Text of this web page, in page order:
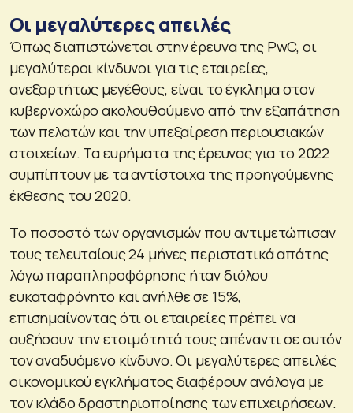
Οι μεγαλύτερες απειλές
Όπως διαπιστώνεται στην έρευνα της PwC, οι
μεγαλύτεροι κίνδυνοι για τις εταιρείες,
ανεξαρτήτως μεγέθους, είναι το έγκλημα στον
κυβερνοχώρο ακολουθούμενο από την εξαπάτηση
των πελατών και την υπεξαίρεση περιουσιακών
στοιχείων. Τα ευρήματα της έρευνας για το 2022
συμπίπτουν με τα αντίστοιχα της προηγούμενης
έκθεσης του 2020.
Το ποσοστό των οργανισμών που αντιμετώπισαν
τους τελευταίους 24 μήνες περιστατικά απάτης
λόγω παραπληροφόρησης ήταν διόλου
ευκαταφρόνητο και ανήλθε σε 15%,
επισημαίνοντας ότι οι εταιρείες πρέπει να
αυξήσουν την ετοιμότητά τους απέναντι σε αυτόν
τον αναδυόμενο κίνδυνο. Οι μεγαλύτερες απειλές
οικονομικού εγκλήματος διαφέρουν ανάλογα με
τον κλάδο δραστηριοποίησης των επιχειρήσεων.